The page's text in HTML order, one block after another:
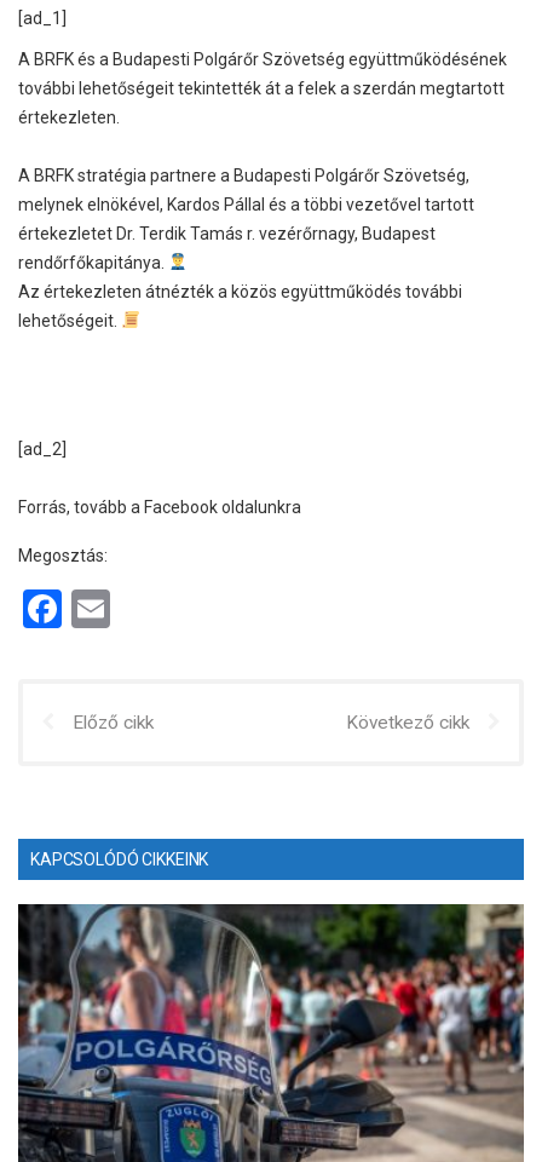
[ad_1]
A BRFK és a Budapesti Polgárőr Szövetség együttműködésének
további lehetőségeit tekintették át a felek a szerdán megtartott
értekezleten.
A BRFK stratégia partnere a Budapesti Polgárőr Szövetség,
melynek elnökével, Kardos Pállal és a többi vezetővel tartott
értekezletet Dr. Terdik Tamás r. vezérőrnagy, Budapest
rendőrfőkapitánya.
Az értekezleten átnézték a közös együttműködés további
lehetőségeit.
[ad_2]
Forrás, tovább a Facebook oldalunkra
Megosztás:
F
b
k
Előző cikk Következő cikk
KAPCSOLÓDÓ CIKKEINK